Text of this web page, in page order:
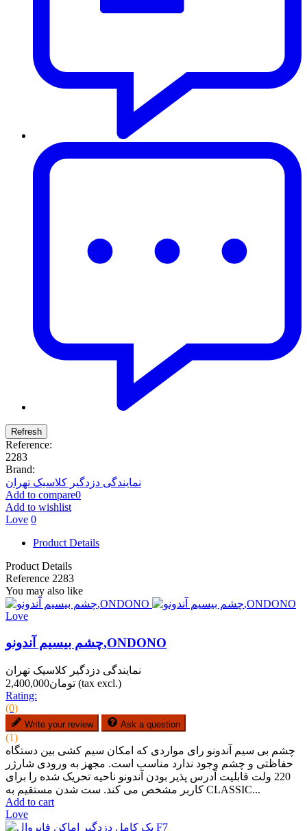
Reference:
2283
Brand:
نمایندگی دزدگیر کلاسیک تهران
Add to compare0
Add to wishlist
Love 0
Product Details
Product Details
Reference 2283
You may also like
Love
چشم بیسیم آندونو,ONDONO
نمایندگی دزدگیر کلاسیک تهران
تومان2,400,000 (tax excl.)
Rating:
(0)
Write your review Ask a question
(1)
چشم بی سیم آندونو رای مواردی که امکان سیم کشی بین دستگاه
حفاظتی و چشم وجود ندارد مناسب است. مجهز به ورودی شارژر
220 ولت قابلیت آدرس پذیر بودن آندونو ناحیه تحریک شده را برای
کاربر مشخص می کند. ست شدن مستقیم به CLASSIC...
Add to cart
Love